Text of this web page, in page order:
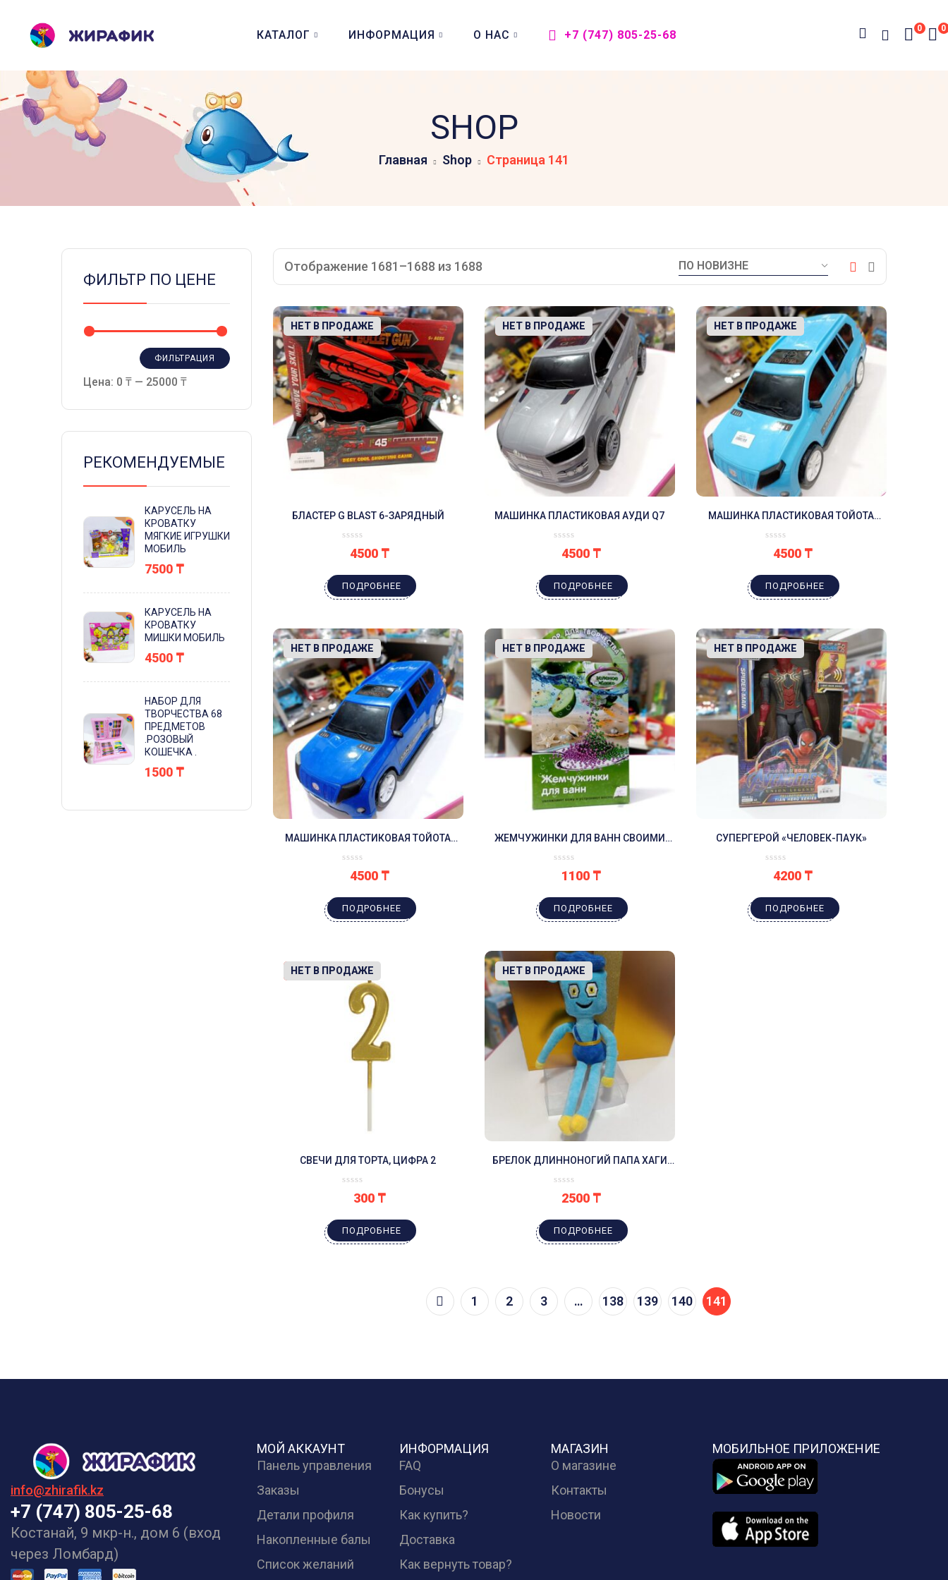
КАТАЛОГ ИНФОРМАЦИЯ О НАС +7 (747) 805-25-68
0
0
SHOP
Главная Shop Страница 141
ФИЛЬТР ПО ЦЕНЕ
ФИЛЬТРАЦИЯ
Цена: 0 ₸ — 25000 ₸
РЕКОМЕНДУЕМЫЕ
КАРУСЕЛЬ НА
КРОВАТКУ
МЯГКИЕ ИГРУШКИ
МОБИЛЬ
7500 ₸
КАРУСЕЛЬ НА
КРОВАТКУ
МИШКИ МОБИЛЬ
4500 ₸
НАБОР ДЛЯ
ТВОРЧЕСТВА 68
ПРЕДМЕТОВ
.РОЗОВЫЙ
КОШЕЧКА .
1500 ₸
Отображение 1681–1688 из 1688
-18%
НЕТ В ПРОДАЖЕ
БЛАСТЕР G BLAST 6-ЗАРЯДНЫЙ
4500 ₸
ПОДРОБНЕЕ
-10%
НЕТ В ПРОДАЖЕ
МАШИНКА ПЛАСТИКОВАЯ АУДИ Q7
4500 ₸
ПОДРОБНЕЕ
-10%
НЕТ В ПРОДАЖЕ
МАШИНКА ПЛАСТИКОВАЯ ТОЙОТА
4500 ₸
ПОДРОБНЕЕ
-10%
НЕТ В ПРОДАЖЕ
МАШИНКА ПЛАСТИКОВАЯ ТОЙОТА
4500 ₸
ПОДРОБНЕЕ
-8%
НЕТ В ПРОДАЖЕ
ЖЕМЧУЖИНКИ ДЛЯ ВАНН СВОИМИ
1100 ₸
ПОДРОБНЕЕ
-50%
НЕТ В ПРОДАЖЕ
СУПЕРГЕРОЙ «ЧЕЛОВЕК-ПАУК»
4200 ₸
ПОДРОБНЕЕ
-40%
НЕТ В ПРОДАЖЕ
СВЕЧИ ДЛЯ ТОРТА, ЦИФРА 2
300 ₸
ПОДРОБНЕЕ
-22%
НЕТ В ПРОДАЖЕ
БРЕЛОК ДЛИННОНОГИЙ ПАПА ХАГИ
2500 ₸
ПОДРОБНЕЕ
1 2 3 … 138 139 140 141
info@zhirafik.kz
+7 (747) 805-25-68
Костанай, 9 мкр-н., дом 6 (вход
через Ломбард)
МОЙ АККАУНТ
Панель управления
Заказы
Детали профиля
Накопленные балы
Список желаний
ИНФОРМАЦИЯ
FAQ
Бонусы
Как купить?
Доставка
Как вернуть товар?
МАГАЗИН
О магазине
Контакты
Новости
МОБИЛЬНОЕ ПРИЛОЖЕНИЕ